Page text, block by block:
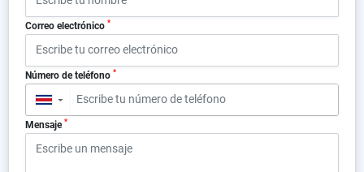
Correo electrónico *
Número de teléfono *
▼
Mensaje *